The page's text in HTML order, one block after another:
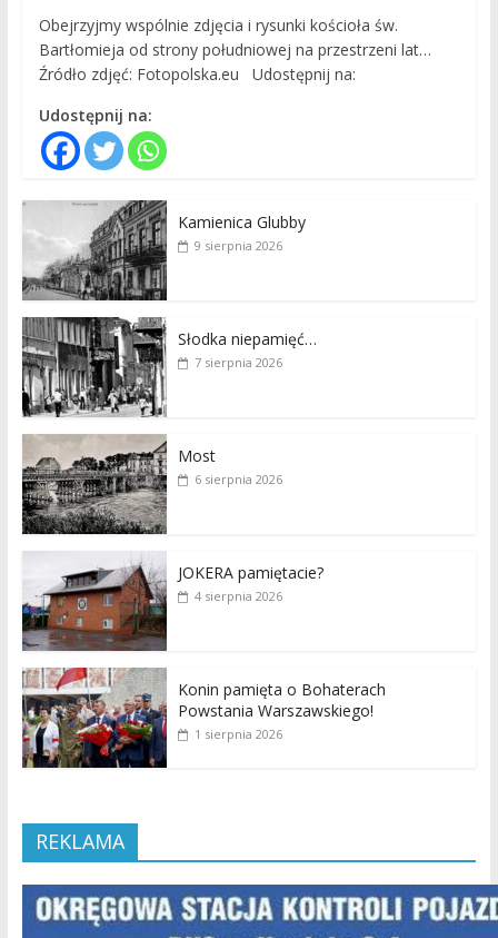
Obejrzyjmy wspólnie zdjęcia i rysunki kościoła św.
Bartłomieja od strony południowej na przestrzeni lat…
Źródło zdjęć: Fotopolska.eu Udostępnij na:
Udostępnij na:
Kamienica Glubby
9 sierpnia 2026
Słodka niepamięć…
7 sierpnia 2026
Most
6 sierpnia 2026
JOKERA pamiętacie?
4 sierpnia 2026
Konin pamięta o Bohaterach
Powstania Warszawskiego!
1 sierpnia 2026
REKLAMA